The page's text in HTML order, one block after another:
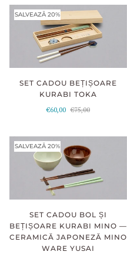
SALVEAZĂ 20%
SET CADOU BEȚIȘOARE
KURABI TOKA
€60,00 €75,00
SALVEAZĂ 20%
SET CADOU BOL ȘI
BEȚIȘOARE KURABI MINO —
CERAMICĂ JAPONEZĂ MINO
WARE YUSAI